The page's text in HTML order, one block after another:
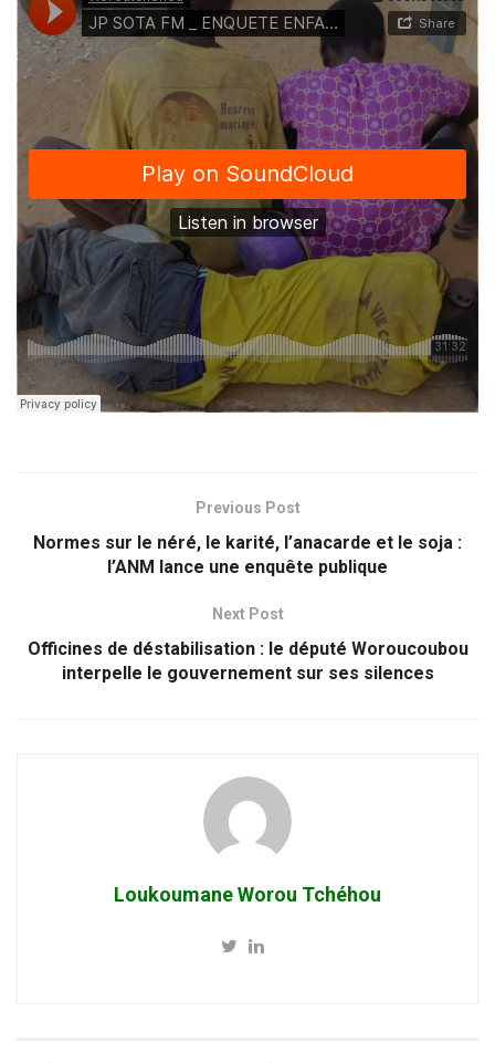
Previous Post
Normes sur le néré, le karité, l’anacarde et le soja :
l’ANM lance une enquête publique
Next Post
Officines de déstabilisation : le député Woroucoubou
interpelle le gouvernement sur ses silences
Loukoumane Worou Tchéhou